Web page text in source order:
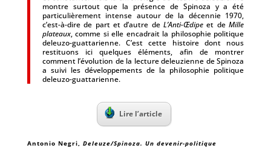
montre surtout que la présence de Spinoza y a été
particulièrement intense autour de la décennie 1970,
c’est-à-dire de part et d’autre deL’Anti-Œdipe et deMille
plateaux, comme si elle encadrait la philosophie politique
deleuzo-guattarienne. C’est cette histoire dont nous
restituons ici quelques éléments, afin de montrer
comment l’évolution de la lecture deleuzienne de Spinoza
a suivi les développements de la philosophie politique
deleuzo-guattarienne.
Lire l’article
Antonio Negri, Deleuze/Spinoza. Un devenir-politique